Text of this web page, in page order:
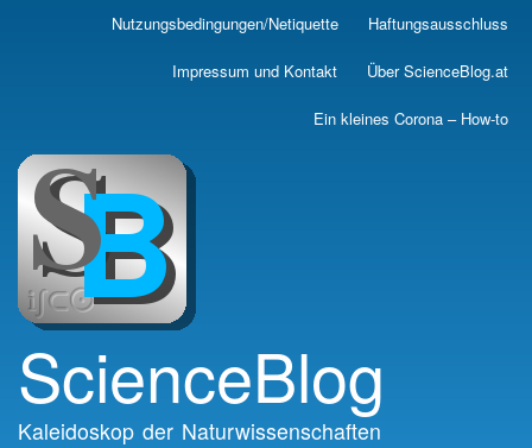
Skip
main
Nutzungsbedingungen/Netiquette Haftungsausschluss
Impressum und Kontakt Über ScienceBlog.at
Ein kleines Corona – How-to
ScienceBlog
Kaleidoskop der Naturwissenschaften